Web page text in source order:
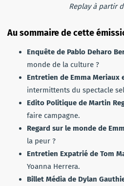
Replay à partir
Au sommaire de cette
Enquête de Pablo Deharo
monde de la culture ?
Entretien de Emma Meriaux
intermittents du spectacle
Edito Politique de Martin
faire campagne.
Regard sur le monde de
la peur ?
Entretien Expatrié de Tom
Yoanna Herrera.
Billet Média de Dylan